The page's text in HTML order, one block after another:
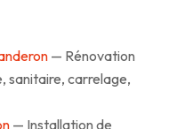
— Rénovation
sanitaire, carrelage,
— Installation de